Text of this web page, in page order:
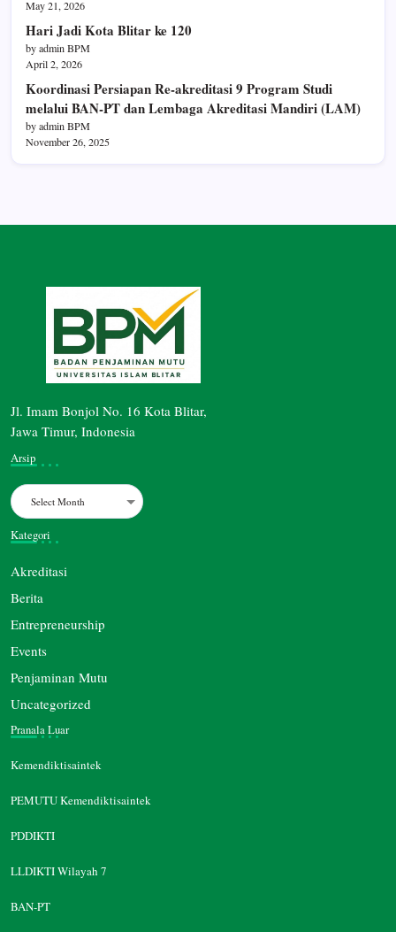
May 21, 2026
Hari Jadi Kota Blitar ke 120
by admin BPM
April 2, 2026
Koordinasi Persiapan Re-akreditasi 9 Program Studi
melalui BAN-PT dan Lembaga Akreditasi Mandiri (LAM)
by admin BPM
November 26, 2025
Jl. Imam Bonjol No. 16 Kota Blitar,
Jawa Timur, Indonesia
Arsip
Archives
Kategori
Akreditasi
Berita
Entrepreneurship
Events
Penjaminan Mutu
Uncategorized
Pranala Luar
Kemendiktisaintek
PEMUTU Kemendiktisaintek
PDDIKTI
LLDIKTI Wilayah 7
BAN-PT